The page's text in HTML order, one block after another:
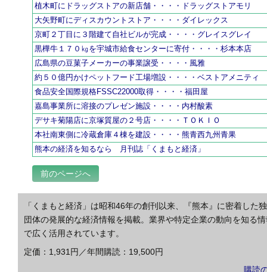
植木町にドラッグストアの新店舗・・・・ドラッグストアモリ
大矢野町にディスカウントストア・・・・ダイレックス
京町２丁目に３階建て自社ビルが完成・・・・グレイスグレイ
黒樺牛１７０㎏を宇城市給食センターに寄付・・・・杉本本店
広島県の豆菓子メーカーの事業譲受・・・・風雅
約５０億円かけペットフード工場増設・・・・ベストアメニティ
食品安全国際規格FSSC22000取得・・・・福田屋
嘉島事業所に溶接のプレゼン施設・・・・内村酸素
デサキ菊陽店に京塚質屋の２号店・・・・ＴＯＫＩＯ
本社南東側に冷蔵倉庫４棟を建設・・・・熊青西九州青果
熊本の経済を知るなら 月刊誌「くまもと経済」
前のページへ
「くまもと経済」は昭和46年の創刊以来、『熊本』に密着し
団体の発展的な経済情報を掲載。業界や特定企業の動向を知る
で広く活用されています。
定価：1,931円／年間購読：19,500円
購読